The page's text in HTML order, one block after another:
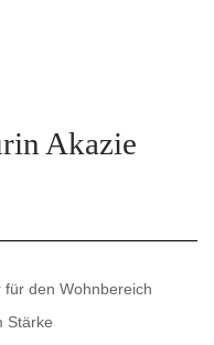
Akazie
für den Wohnbereich
Stärke